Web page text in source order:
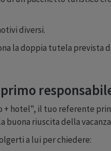
diversi.
la doppia tutela
hotel", il tuo referente
buona riuscita della
a lui per chiedere: